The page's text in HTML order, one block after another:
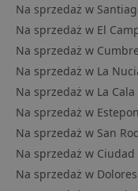
Na sprzedaż w
Na sprzedaż w El
Na sprzedaż w
Na sprzedaż w La
Na sprzedaż w La
Na sprzedaż w
Na sprzedaż w San
Na sprzedaż w Ciudad
Na sprzedaż w Dolores